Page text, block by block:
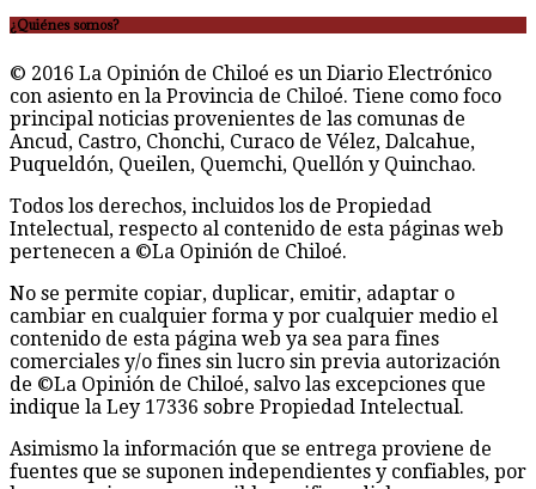
¿Quiénes somos?
© 2016 La Opinión de Chiloé es un Diario Electrónico
con asiento en la Provincia de Chiloé. Tiene como foco
principal noticias provenientes de las comunas de
Ancud, Castro, Chonchi, Curaco de Vélez, Dalcahue,
Puqueldón, Queilen, Quemchi, Quellón y Quinchao.
Todos los derechos, incluidos los de Propiedad
Intelectual, respecto al contenido de esta páginas web
pertenecen a ©La Opinión de Chiloé.
No se permite copiar, duplicar, emitir, adaptar o
cambiar en cualquier forma y por cualquier medio el
contenido de esta página web ya sea para fines
comerciales y/o fines sin lucro sin previa autorización
de ©La Opinión de Chiloé, salvo las excepciones que
indique la Ley 17336 sobre Propiedad Intelectual.
Asimismo la información que se entrega proviene de
fuentes que se suponen independientes y confiables, por